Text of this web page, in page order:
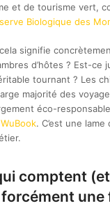
et de tourisme vert,
Biologique des
signifie
d’hôtes ? Est-ce
tournant ? Les
majorité des
éco-
WuBook. C’est une
comptent
une